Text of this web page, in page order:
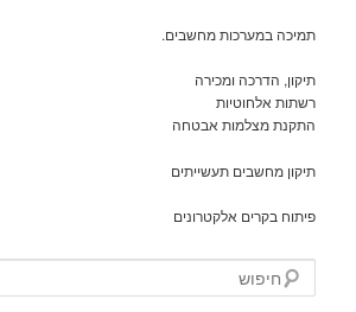
תמיכה במערכות מחשבים.
תיקון, הדרכה ומכירה
רשתות אלחוטיות
התקנת מצלמות אבטחה
תיקון מחשבים תעשייתים
פיתוח בקרים אלקטרונים
י